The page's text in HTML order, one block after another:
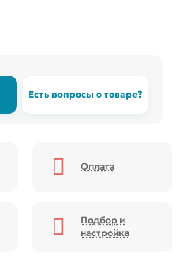
Есть вопросы о товаре?
Оплата
Подбор и
настройка